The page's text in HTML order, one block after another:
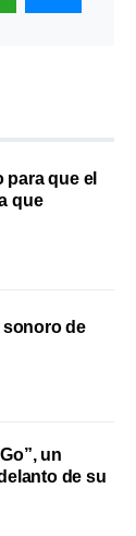
para que el
que
sonoro de
un
de su